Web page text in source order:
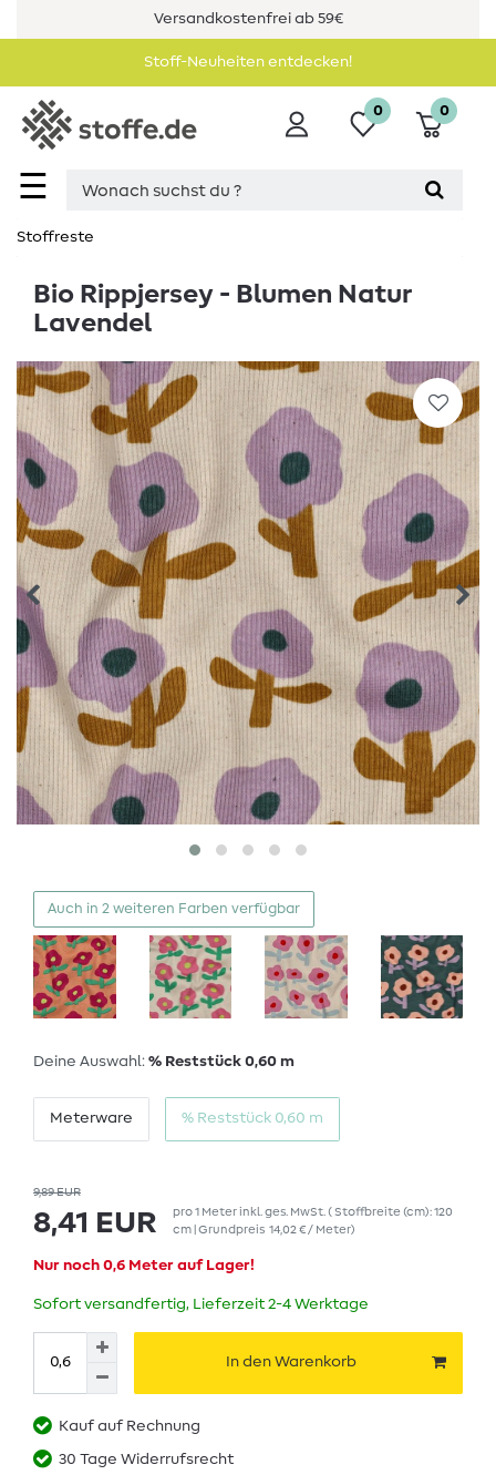
Versandkostenfrei ab 59€
Stoff-Neuheiten entdecken!
☰
0 0
Stoffreste
Bio Rippjersey - Blumen Natur
Lavendel
Auch in 2 weiteren Farben verfügbar
Deine Auswahl: % Reststück 0,60 m
Meterware % Reststück 0,60 m
9,89 EUR
8,41 EUR pro1 Meterinkl. ges. MwSt. ( Stoffbreite (cm): 120
cm | Grundpreis 14,02 € / Meter)
Nur noch 0,6 Meter auf Lager!
Sofort versandfertig, Lieferzeit 2-4 Werktage
In den Warenkorb
Kauf auf Rechnung
30 Tage Widerrufsrecht